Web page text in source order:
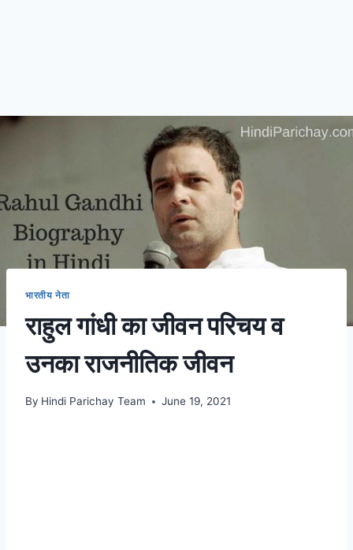
भारतीय नेता
राहुल गांधी का जीवन परिचय व
उनका राजनीतिक जीवन
By Hindi Parichay Team June 19, 2021